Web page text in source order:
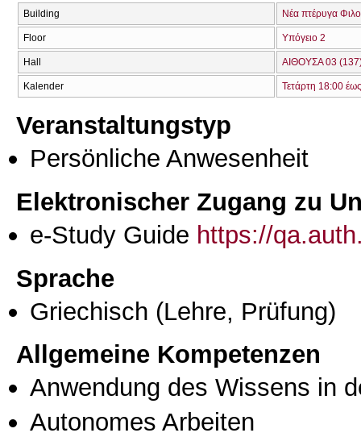
Building Νέα πτέρυγα
Floor Υπόγειο 2
Hall ΑΙΘΟΥΣΑ 03
Kalender Τετάρτη 18:00
Veranstaltungstyp
Persönliche Anwesenheit
Elektronischer Zugang zu
e-Study Guide https://
Sprache
Griechisch (Lehre, Prüfung)
Allgemeine Kompetenzen
Anwendung des Wissens in
Autonomes Arbeiten